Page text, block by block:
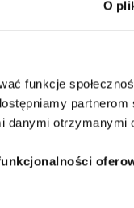
O
funkcje
partnerom
danymi otrzymanymi